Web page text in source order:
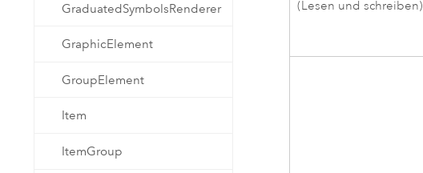
GraduatedSymbolsRenderer
GraphicElement
GroupElement
Item
ItemGroup
(Lesen und schreiben)